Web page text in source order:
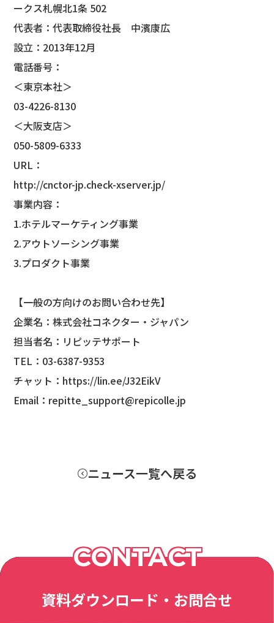
ークス札幌北1条 502
代表者：代表取締役社長 中濱康広
設立：2013年12月
電話番号：
＜東京本社＞
03-4226-8130
＜大阪支店＞
050-5809-6333
URL：
http://cnctor-jp.check-xserver.jp/
事業内容：
1.ホテルマーケティング事業
2.アウトソーシング事業
3.プロダクト事業
【一般の方向けのお問い合わせ先】
企業名：株式会社コネクター・ジャパン
担当者名：リピッテサポート
TEL：03-6387-9353
チャット： https://lin.ee/J32EikV
Email：repitte_support@repicolle.jp
ニュース一覧へ戻る
CONTACT
資料ダウンロード・お問合せ